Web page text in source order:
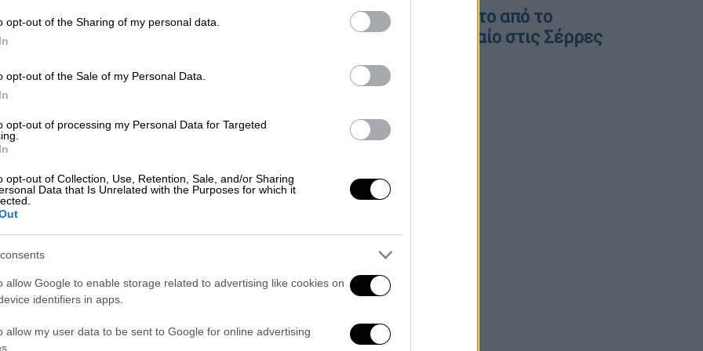
opt-out of the Sharing of my personal data.
opt-out of the Sale of my Personal Data.
opt-out of processing my Personal Data for Targeted
opt-out of Collection, Use, Retention, Sale, and/or Sharing
Data that Is Unrelated with the Purposes for which it
allow Google to enable storage related to advertising like cookies on
identifiers in apps.
allow my user data to be sent to Google for online advertising
αγνοούνται…
Πολιτισμός |14.02.2025 08:54
Βαλεντίνου - Ζήστε μια βραδιά
γεμάτη μουσική και θέατρο
κατακτά τη σκηνή! Κωμωδία, δράμα,
ρομαντισμός ή μουσική; Όποια κι αν
φέτος θα τη βρείτε μέσα από
μοναδικές καλλιτεχνικές προτάσεις
Lifestyle|16.10.2024 12:21
Βίντεο ντοκουμέντο από το
θανατηφόρο τροχαίο στις Σέρρες